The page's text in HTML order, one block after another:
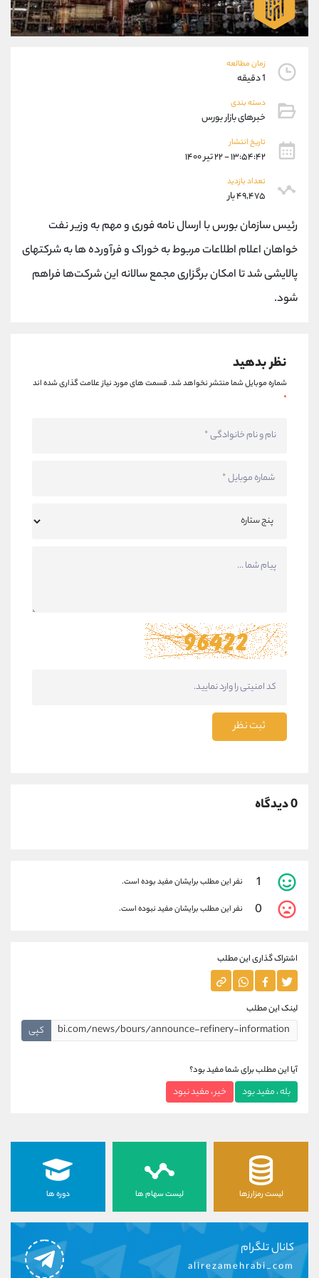
زمان مطالعه
1 دقیقه
دسته بندی
خبرهای بازار بورس
تاریخ انتشار
۱۳:۵۴:۴۲ - ۲۲ تیر ۱۴۰۰
تعداد بازدید
۴۹,۴۷۵ بار
رئیس سازمان بورس با ارسال نامه فوری و مهم به وزیر نفت
خواهان اعلام اطلاعات مربوط به خوراک و فرآورده ها به شرکتهای
پالایشی شد تا امکان برگزاری مجمع سالانه این شرکت‌ها فراهم
شود.
نظر بدهید
شماره موبایل شما منتشر نخواهد شد.قسمت های مورد نیاز علامت گذاری شده اند
*
ثبت نظر
0 دیدگاه
1 نفر این مطلب برایشان مفید بوده است.
0 نفر این مطلب برایشان مفید نبوده است.
اشتراک گذاری این مطلب
لینک این مطلب
کپی
آیا این مطلب برای شما مفید بود؟
بله ، مفید بود خیر ، مفید نبود
لیست رمزارزها لیست سهام ها دوره ها
کانال تلگرام
alirezamehrabi_com
09304891085
واتساپ شروع گفتگو
تلگرام @Armteam_admin_103
پشتیبان فروش
موبایل
تلگرام
تلفن 021-22021030
تلفن 021-22021040
بدون پیش شماره 90001030
کانال تلگرام